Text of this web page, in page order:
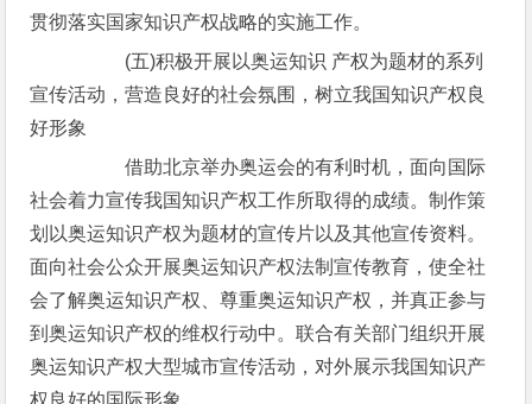
贯彻落实国家知识产权战略的实施工作。
(五)积极开展以奥运知识 产权为题材的系列
宣传活动，营造良好的社会氛围，树立我国知识产权良
好形象
借助北京举办奥运会的有利时机，面向国际
社会着力宣传我国知识产权工作所取得的成绩。制作策
划以奥运知识产权为题材的宣传片以及其他宣传资料。
面向社会公众开展奥运知识产权法制宣传教育，使全社
会了解奥运知识产权、尊重奥运知识产权，并真正参与
到奥运知识产权的维权行动中。联合有关部门组织开展
奥运知识产权大型城市宣传活动，对外展示我国知识产
权良好的国际形象。